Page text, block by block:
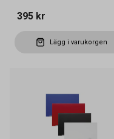
395 kr
Lägg i varukorgen